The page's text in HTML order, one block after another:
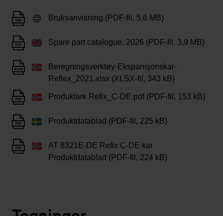
Bruksanvisning (PDF-fil, 5,6 MB)
Spare part catalogue, 2026 (PDF-fil, 3,9 MB)
Beregningsverktøy-Ekspansjonskar-
Reflex_2021.xlsx (XLSX-fil, 343 kB)
Produktark Refix_C-DE.pdf (PDF-fil, 153 kB)
Produktdatablad (PDF-fil, 225 kB)
AT 8321E-DE Refix C-DE kar
Produktdatablad (PDF-fil, 224 kB)